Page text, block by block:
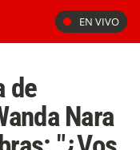
EN VIVO
de
Nara